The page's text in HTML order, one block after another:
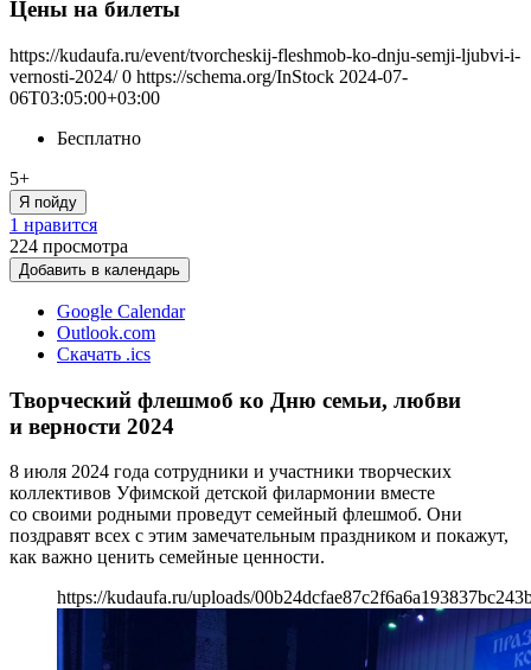
Цены на билеты
https://kudaufa.ru/event/tvorcheskij-fleshmob-ko-dnju-semji-ljubvi-i-
vernosti-2024/ 0 https://schema.org/InStock 2024-07-
06T03:05:00+03:00
Бесплатно
5+
Я пойду
1 нравится
224 просмотра
Добавить в календарь
Google Calendar
Outlook.com
Скачать .ics
Творческий флешмоб ко Дню семьи, любви
и верности 2024
8 июля 2024 года сотрудники и участники творческих
коллективов Уфимской детской филармонии вместе
со своими родными проведут семейный флешмоб. Они
поздравят всех с этим замечательным праздником и покажут,
как важно ценить семейные ценности.
https://kudaufa.ru/uploads/